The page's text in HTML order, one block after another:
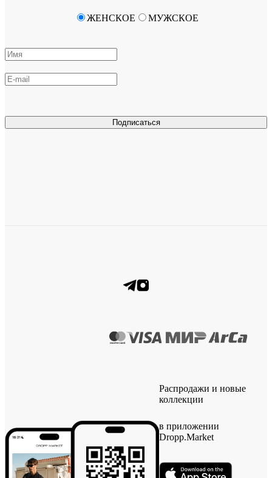
Подписаться
ЖЕНСКОЕ МУЖСКОЕ
Распродажи и новые
коллекции
в приложении
Dropp.Market